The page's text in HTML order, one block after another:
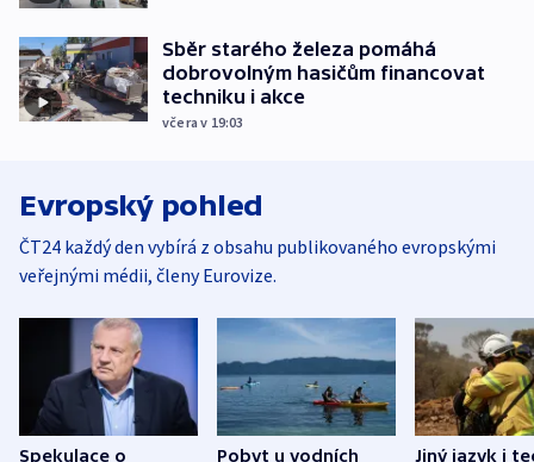
Sběr starého železa pomáhá
dobrovolným hasičům financovat
techniku i akce
včera v 19:03
Evropský pohled
ČT24 každý den vybírá z obsahu publikovaného evropskými
veřejnými médii, členy Eurovize.
Spekulace o
Pobyt u vodních
Jiný jazyk i